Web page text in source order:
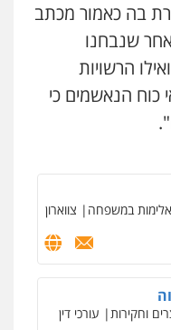
בה כאמור מכתב
שנבחנו
הרשויות
כוח הנאשמים כי
עורכי דין לענייני
אלימות במשפחה צווארון
וחקירות עורכי דין